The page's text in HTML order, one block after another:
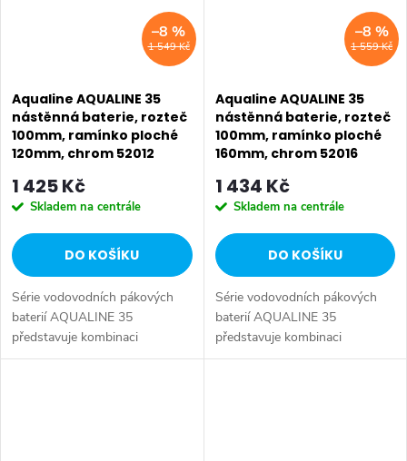
1 549 Kč
–8 %
Aqualine AQUALINE 35
nástěnná baterie, rozteč
100mm, ramínko ploché
120mm, chrom 52012
1 425 Kč
Skladem na centrále
DO KOŠÍKU
Série vodovodních pákových
baterií AQUALINE 35
představuje kombinaci
tradičního jednoduchého
1 559 Kč
–8 %
Aqualine AQUALINE 35
nástěnná baterie, rozteč
100mm, ramínko ploché
160mm, chrom 52016
1 434 Kč
Skladem na centrále
DO KOŠÍKU
Série vodovodních pákových
baterií AQUALINE 35
představuje kombinaci
tradičního jednoduchého